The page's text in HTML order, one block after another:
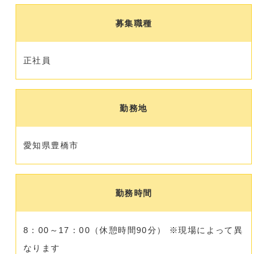
募集職種
正社員
勤務地
愛知県豊橋市
勤務時間
8：00～17：00（休憩時間90分）
※現場によって異
なります